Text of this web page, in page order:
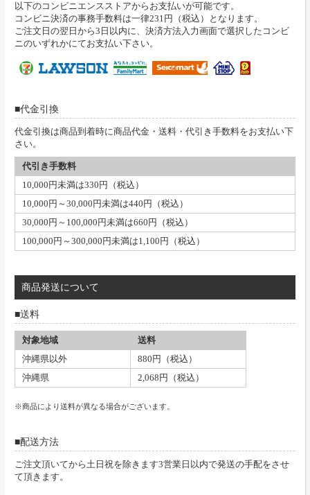
以下のコンビニエンスストアからお支払いが可能です。
コンビニ決済の事務手数料は一律231円（税込）となります。
ご注文日の翌日から3日以内に、決済方法入力画面で選択したコンビ
ニのいずれかにてお支払い下さい。
代金引換
代金引換は商品到着時に商品代金・送料・代引き手数料をお支払い下
さい。
代引き手数料
10,000円未満は330円（税込）
10,000円～30,000円未満は440円（税込）
30,000円～100,000円未満は660円（税込）
100,000円～300,000円未満は1,100円（税込）
商品発送について
送料
対象地域
送料
沖縄県以外
880円（税込）
沖縄県
2,068円（税込）
※商品により送料が異なる場合がございます。
配送方法
ご注文頂いてから土日祝を除きます3営業日以内で発送の手配をさせ
て頂きます。